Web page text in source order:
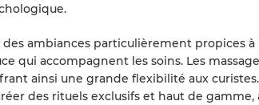
ambiances particulièrement propices à
qui accompagnent les soins. Les
ainsi une grande flexibilité aux
des rituels exclusifs et haut de gamme,